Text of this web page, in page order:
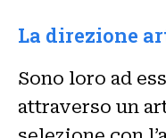
La direzione
Sono loro ad
attraverso un